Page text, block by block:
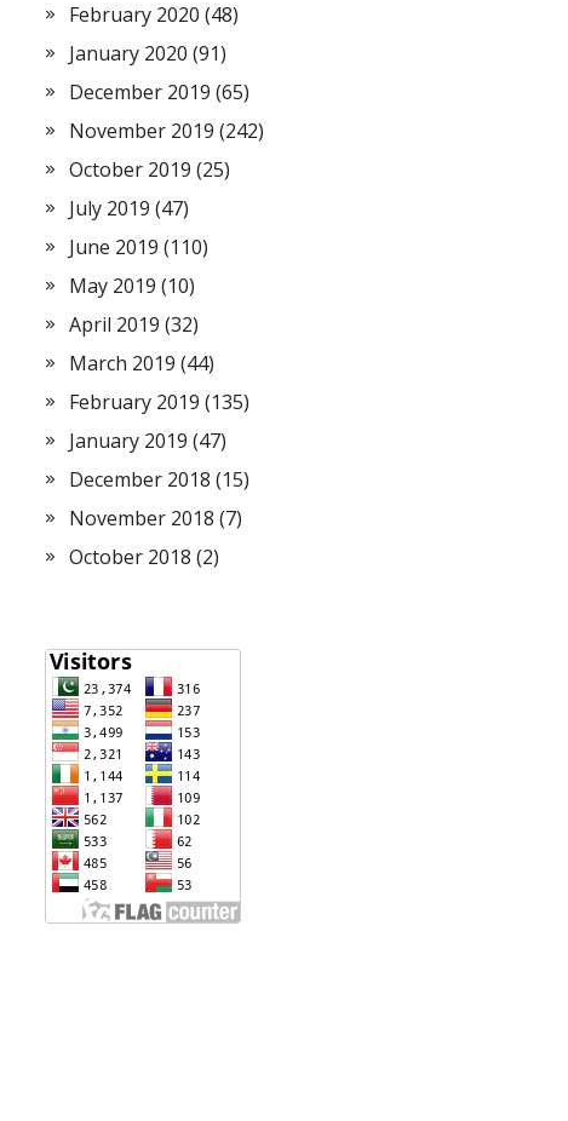
February 2020 (48)
January 2020 (91)
December 2019 (65)
November 2019 (242)
October 2019 (25)
July 2019 (47)
June 2019 (110)
May 2019 (10)
April 2019 (32)
March 2019 (44)
February 2019 (135)
January 2019 (47)
December 2018 (15)
November 2018 (7)
October 2018 (2)